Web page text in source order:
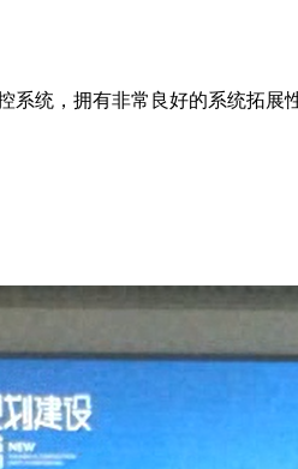
系统，拥有非常良好的系统拓